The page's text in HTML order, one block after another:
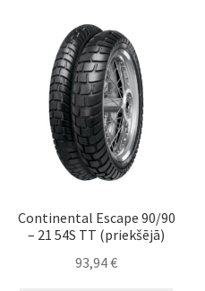
Continental Escape 90/90
– 21 54S TT (priekšējā)
93,94€